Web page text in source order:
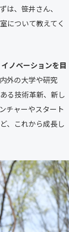
は、笹井さん、
について教えてく
ノベーションを目
外の大学や研究
る技術革新、新し
チャーやスタート
、これから成長し